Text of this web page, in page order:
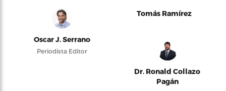
Oscar J. Serrano
Periodista Editor
Tomás Ramírez
Dr. Ronald Collazo
Pagán